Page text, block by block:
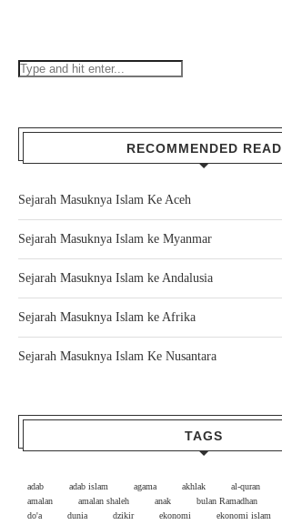
RECOMMENDED READ
Sejarah Masuknya Islam Ke Aceh
Sejarah Masuknya Islam ke Myanmar
Sejarah Masuknya Islam ke Andalusia
Sejarah Masuknya Islam ke Afrika
Sejarah Masuknya Islam Ke Nusantara
TAGS
adab adab islam agama akhlak al-quran
amalan
amalan shaleh anak bulan Ramadhan
do'a
dunia dzikir ekonomi ekonomi islam